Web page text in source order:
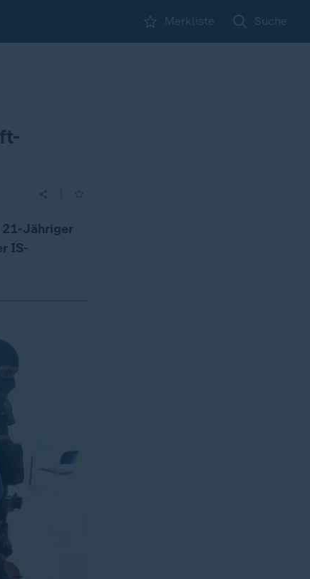
Merkliste Suche
21-Jähriger
IS-